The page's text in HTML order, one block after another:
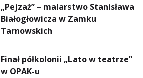
„Pejzaż” – malarstwo Stanisława
Białogłowicza w Zamku
Tarnowskich
Finał półkolonii „Lato w teatrze”
w OPAK-u